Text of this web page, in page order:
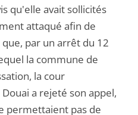
qu'elle avait sollicités
attaqué afin de
par un arrêt du 12
la commune de
la cour
a rejeté son appel,
permettaient pas de